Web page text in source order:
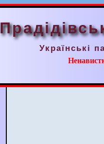
Українські